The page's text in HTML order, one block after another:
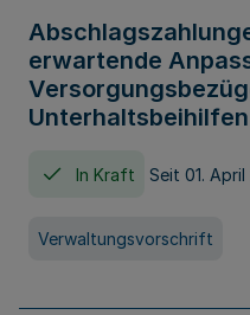
erwartende
In Kraft Seit 01.
Verwaltungsvorschrift